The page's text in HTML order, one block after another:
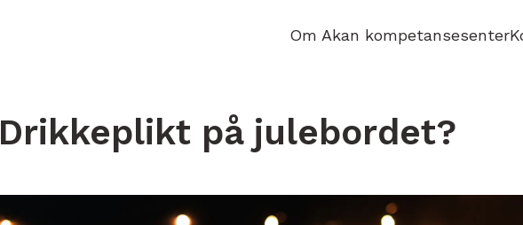
Om Akan kompetansesenter
Drikkeplikt på julebordet?